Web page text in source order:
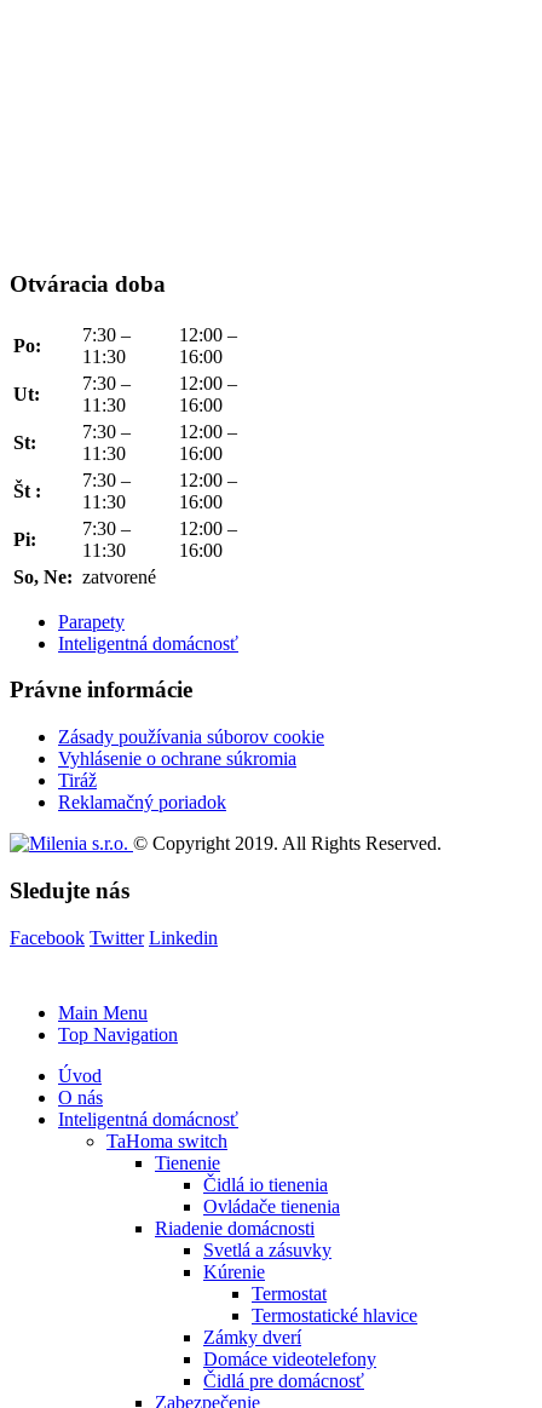
Otváracia doba
Po:
7:30 –
11:30
12:00 –
16:00
Ut:
7:30 –
11:30
12:00 –
16:00
St:
7:30 –
11:30
12:00 –
16:00
Št :
7:30 –
11:30
12:00 –
16:00
Pi:
7:30 –
11:30
12:00 –
16:00
So, Ne: zatvorené
Parapety
Inteligentná domácnosť
Právne informácie
Zásady používania súborov cookie
Vyhlásenie o ochrane súkromia
Tiráž
Reklamačný poriadok
© Copyright 2019. All Rights Reserved.
Sledujte nás
Facebook Twitter Linkedin
Main Menu
Top Navigation
Úvod
O nás
Inteligentná domácnosť
TaHoma switch
Tienenie
Čidlá io tienenia
Ovládače tienenia
Riadenie domácnosti
Svetlá a zásuvky
Kúrenie
Termostat
Termostatické hlavice
Zámky dverí
Domáce videotelefony
Čidlá pre domácnosť
Zabezpečenie